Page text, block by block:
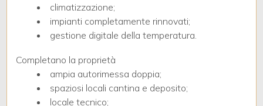
climatizzazione;
impianti completamente rinnovati;
gestione digitale della temperatura.
Completano la proprietà
ampia autorimessa doppia;
spaziosi locali cantina e deposito;
locale tecnico;
Qualsiasi